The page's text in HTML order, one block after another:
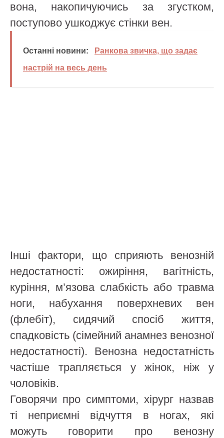
вона, накопичуючись за згустком,
поступово ушкоджує стінки вен.
Останні новини:
Ранкова звичка, що задає
настрій на весь день
Інші фактори, що сприяють венозній
недостатності: ожиріння, вагітність,
куріння, м’язова слабкість або травма
ноги, набухання поверхневих вен
(флебіт), сидячий спосіб життя,
спадковість (сімейний анамнез венозної
недостатності). Венозна недостатність
частіше трапляється у жінок, ніж у
чоловіків.
Говорячи про симптоми, хірург назвав
ті неприємні відчуття в ногах, які
можуть говорити про венозну